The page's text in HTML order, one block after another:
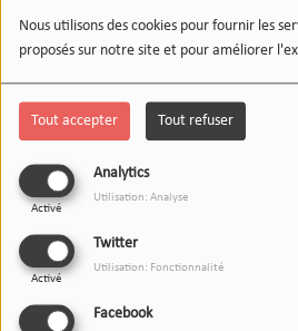
Nous utilisons des cookies pour fournir les
proposés sur notre site et pour améliorer
Tout accepter Tout refuser
Analytics
Activé
Utilisation: Analyse
Twitter
Activé
Utilisation: Fonctionnalité
Facebook
DU LUNDI AU VENDREDI, DE 09:00 À 12:00
David LABAT
Souvenirs FM, tous les tubes, tous les
Je vous retrouve chaque matin pour